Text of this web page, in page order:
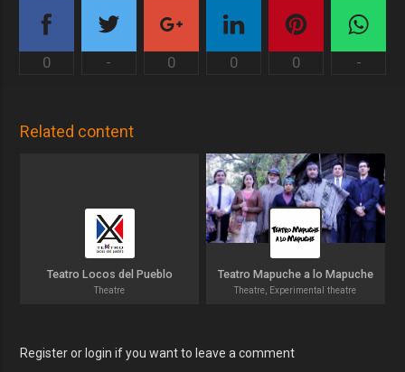
0 - 0 0 0 -
Related content
Teatro Locos del Pueblo
Theatre
Teatro Mapuche a lo Mapuche
Theatre, Experimental theatre
Register or login if you want to leave a comment